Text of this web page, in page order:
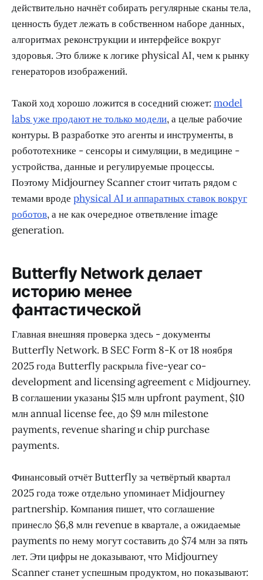
действительно начнёт собирать регулярные сканы тела,
ценность будет лежать в собственном наборе данных,
алгоритмах реконструкции и интерфейсе вокруг
здоровья. Это ближе к логике physical AI, чем к рынку
генераторов изображений.
Такой ход хорошо ложится в соседний сюжет: model
labs уже продают не только модели, а целые рабочие
контуры. В разработке это агенты и инструменты, в
робототехнике - сенсоры и симуляции, в медицине -
устройства, данные и регулируемые процессы.
Поэтому Midjourney Scanner стоит читать рядом с
темами вроде physical AI и аппаратных ставок вокруг
роботов, а не как очередное ответвление image
generation.
Butterfly Network делает
историю менее
фантастической
Главная внешняя проверка здесь - документы
Butterfly Network. В SEC Form 8-K от 18 ноября
2025 года Butterfly раскрыла five-year co-
development and licensing agreement с Midjourney.
В соглашении указаны $15 млн upfront payment, $10
млн annual license fee, до $9 млн milestone
payments, revenue sharing и chip purchase
payments.
Финансовый отчёт Butterfly за четвёртый квартал
2025 года тоже отдельно упоминает Midjourney
partnership. Компания пишет, что соглашение
принесло $6,8 млн revenue в квартале, а ожидаемые
payments по нему могут составить до $74 млн за пять
лет. Эти цифры не доказывают, что Midjourney
Scanner станет успешным продуктом, но показывают: